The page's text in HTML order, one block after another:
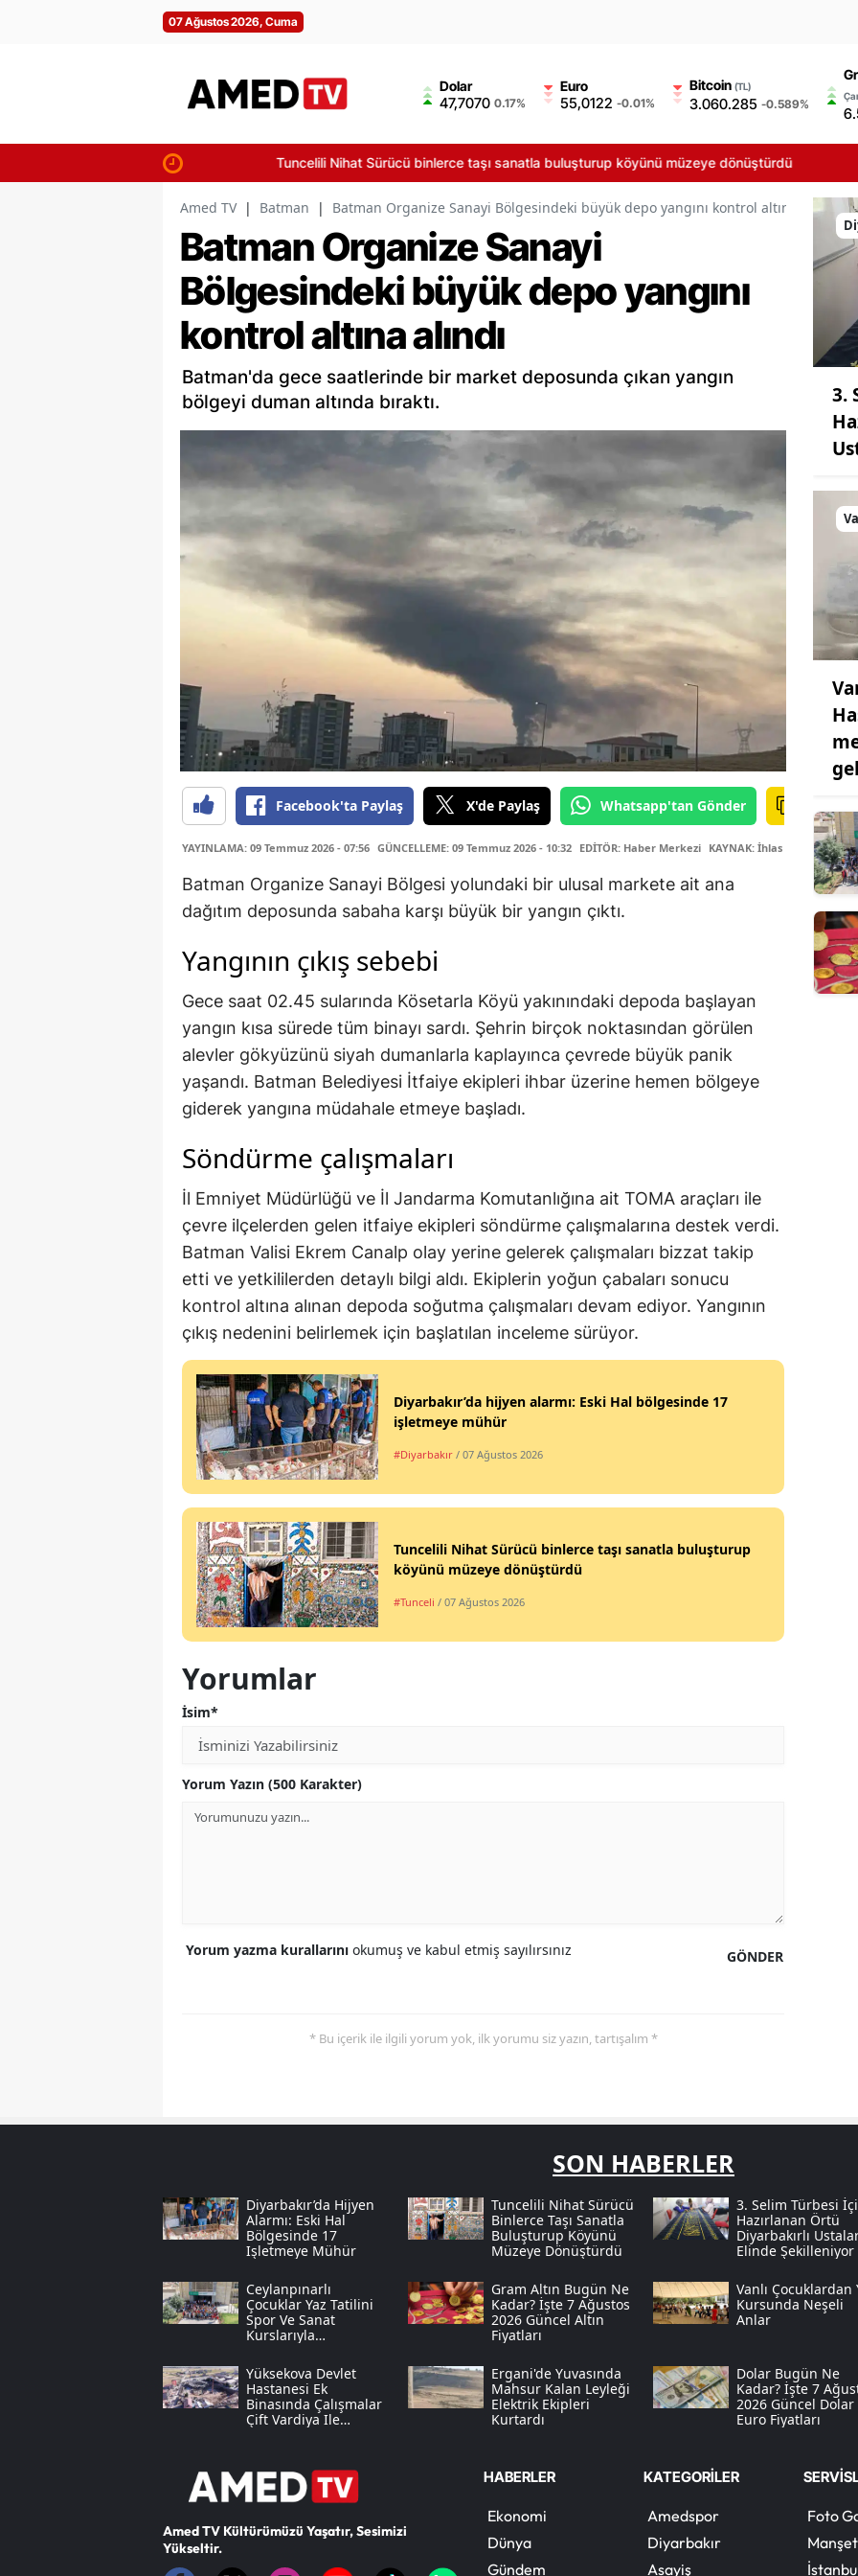
07 Ağustos 2026, Cuma
Dolar
47,7070 0.17%
Euro
55,0122 -0.01%
Bitcoin(TL)
3.060.285 -0.589%
Tuncelili Nihat Sürücü binlerce taşı sanatla buluşturup köyünü müzeye dönüştürdü
Amed TV | Batman | Batman Organize Sanayi Bölgesindeki büyük depo yangını kontrol altına alındı
Batman Organize Sanayi
Bölgesindeki büyük depo yangını
kontrol altına alındı
Batman'da gece saatlerinde bir market deposunda çıkan yangın
bölgeyi duman altında bıraktı.
Facebook'ta Paylaş X'de Paylaş Whatsapp'tan Gönder
YAYINLAMA: 09 Temmuz 2026 - 07:56 GÜNCELLEME: 09 Temmuz 2026 - 10:32 EDİTÖR: Haber Merkezi KAYNAK: İhlas Haber Ajansı
Batman Organize Sanayi Bölgesi yolundaki bir ulusal markete ait ana
dağıtım deposunda sabaha karşı büyük bir yangın çıktı.
Yangının çıkış sebebi
Gece saat 02.45 sularında Kösetarla Köyü yakınındaki depoda başlayan
yangın kısa sürede tüm binayı sardı. Şehrin birçok noktasından görülen
alevler gökyüzünü siyah dumanlarla kaplayınca çevrede büyük panik
yaşandı. Batman Belediyesi İtfaiye ekipleri ihbar üzerine hemen bölgeye
giderek yangına müdahale etmeye başladı.
Söndürme çalışmaları
İl Emniyet Müdürlüğü ve İl Jandarma Komutanlığına ait TOMA araçları ile
çevre ilçelerden gelen itfaiye ekipleri söndürme çalışmalarına destek verdi.
Batman Valisi Ekrem Canalp olay yerine gelerek çalışmaları bizzat takip
etti ve yetkililerden detaylı bilgi aldı. Ekiplerin yoğun çabaları sonucu
kontrol altına alınan depoda soğutma çalışmaları devam ediyor. Yangının
çıkış nedenini belirlemek için başlatılan inceleme sürüyor.
Diyarbakır’da hijyen alarmı: Eski Hal bölgesinde 17
işletmeye mühür
#Diyarbakır / 07 Ağustos 2026
Tuncelili Nihat Sürücü binlerce taşı sanatla buluşturup
köyünü müzeye dönüştürdü
#Tunceli / 07 Ağustos 2026
Yorumlar
İsim*
Yorum Yazın (500 Karakter)
GÖNDER
Yorum yazma kurallarını okumuş ve kabul etmiş sayılırsınız
* Bu içerik ile ilgili yorum yok, ilk yorumu siz yazın, tartışalım *
3.
SON HABERLER
Diyarbakır’da Hijyen
Alarmı: Eski Hal
Bölgesinde 17
Işletmeye Mühür
Tuncelili Nihat Sürücü
Binlerce Taşı Sanatla
Buluşturup Köyünü
Müzeye Dönüştürdü
3. Selim Türbesi
Hazırlanan Örtü
Diyarbakırlı
Elinde Şekilleniyor
Ceylanpınarlı
Çocuklar Yaz Tatilini
Spor Ve Sanat
Kurslarıyla
Gram Altın Bugün Ne
Kadar? İşte 7 Ağustos
2026 Güncel Altın
Fiyatları
Vanlı Çocuklardan
Kursunda Neşeli
Anlar
Yüksekova Devlet
Hastanesi Ek
Binasında Çalışmalar
Çift Vardiya Ile
Ergani'de Yuvasında
Mahsur Kalan Leyleği
Elektrik Ekipleri
Kurtardı
Dolar Bugün Ne
Kadar? İşte 7
2026 Güncel Dolar
Euro Fiyatları
Amed TV Kültürümüzü Yaşatır, Sesimizi
Yükseltir.
HABERLER
Ekonomi
Dünya
Gündem
KATEGORİLER
Amedspor
Diyarbakır
Asayiş
Foto